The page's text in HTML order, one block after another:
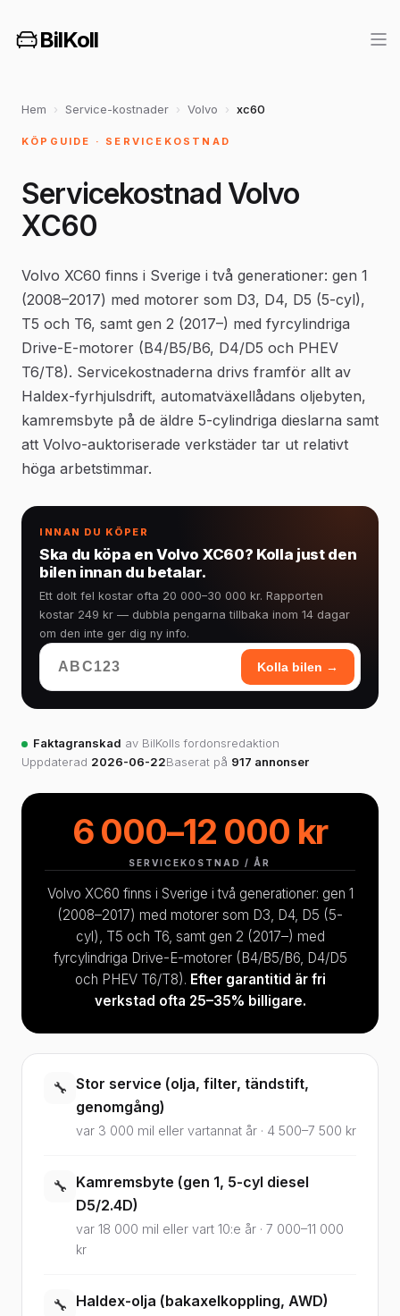
BilKoll
Hem › Service-kostnader › Volvo › xc60
KÖPGUIDE · SERVICEKOSTNAD
Servicekostnad Volvo
XC60
Volvo XC60 finns i Sverige i två generationer: gen 1
(2008–2017) med motorer som D3, D4, D5 (5-cyl),
T5 och T6, samt gen 2 (2017–) med fyrcylindriga
Drive-E-motorer (B4/B5/B6, D4/D5 och PHEV
T6/T8). Servicekostnaderna drivs framför allt av
Haldex-fyrhjulsdrift, automatväxellådans oljebyten,
kamremsbyte på de äldre 5-cylindriga dieslarna samt
att Volvo-auktoriserade verkstäder tar ut relativt
höga arbetstimmar.
INNAN DU KÖPER
Ska du köpa en Volvo XC60? Kolla just den
bilen innan du betalar.
Ett dolt fel kostar ofta 20 000–30 000 kr. Rapporten
kostar 249 kr — dubbla pengarna tillbaka inom 14 dagar
om den inte ger dig ny info.
Kolla bilen →
Faktagranskad av BilKolls fordonsredaktion
Uppdaterad 2026-06-22Baserat på 917 annonser
6 000–12 000 kr
SERVICEKOSTNAD / ÅR
Volvo XC60 finns i Sverige i två generationer: gen 1
(2008–2017) med motorer som D3, D4, D5 (5-
cyl), T5 och T6, samt gen 2 (2017–) med
fyrcylindriga Drive-E-motorer (B4/B5/B6, D4/D5
och PHEV T6/T8). Efter garantitid är fri
verkstad ofta 25–35% billigare.
🔧 Stor service (olja, filter, tändstift,
genomgång)
var 3 000 mil eller vartannat år · 4 500–7 500 kr
🔧 Kamremsbyte (gen 1, 5-cyl diesel
D5/2.4D)
var 18 000 mil eller vart 10:e år · 7 000–11 000
kr
🔧 Haldex-olja (bakaxelkoppling, AWD)